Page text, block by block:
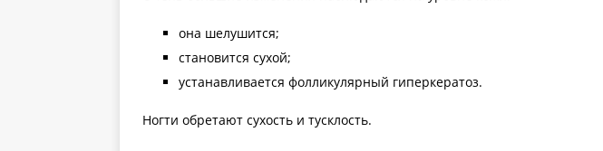
она шелушится;
становится сухой;
устанавливается фолликулярный гиперкератоз.
Ногти обретают сухость и тусклость.